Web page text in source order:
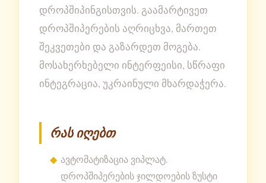
დროპშიპინგისთვის. გაამარტივეთ
დროპშიპერების აღრიცხვა, მართეთ
შეკვეთები და გაზარდეთ მოგება.
მოსახერხებელი ინტერფეისი, სწრაფი
ინტეგრაცია, უკრაინული მხარდაჭერა.
რას იღებთ
ავტომატიზაცია ვიპლატ.
დროპშიპერების ჯილდოების ზუსტი